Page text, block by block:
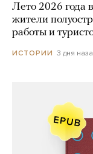
Лето 2026 года
жители
работы и
ИСТОРИИ 3 дня